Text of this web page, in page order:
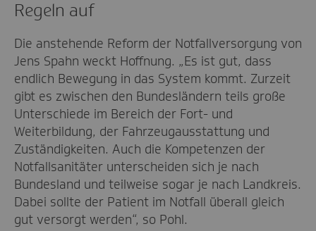
Regeln auf
Die anstehende Reform der Notfallversorgung von
Jens Spahn weckt Hoffnung. „Es ist gut, dass
endlich Bewegung in das System kommt. Zurzeit
gibt es zwischen den Bundesländern teils große
Unterschiede im Bereich der Fort- und
Weiterbildung, der Fahrzeugausstattung und
Zuständigkeiten. Auch die Kompetenzen der
Notfallsanitäter unterscheiden sich je nach
Bundesland und teilweise sogar je nach Landkreis.
Dabei sollte der Patient im Notfall überall gleich
gut versorgt werden“, so Pohl.